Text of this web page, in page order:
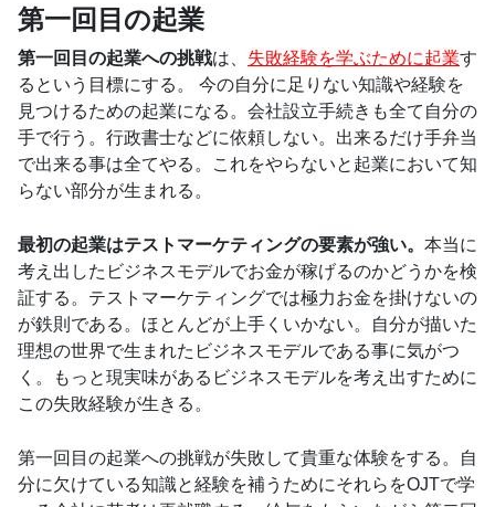
第一回目の起業
第一回目の起業への挑戦は、 失敗経験を学ぶために起業す
るという目標にする。 今の自分に足りない知識や経験を
見つけるための起業になる。会社設立手続きも全て自分の
手で行う。行政書士などに依頼しない。出来るだけ手弁当
で出来る事は全てやる。これをやらないと起業において知
らない部分が生まれる。
最初の起業はテストマーケティングの要素が強い。 本当に
考え出したビジネスモデルでお金が稼げるのかどうかを検
証する。テストマーケティングでは極力お金を掛けないの
が鉄則である。ほとんどが上手くいかない。自分が描いた
理想の世界で生まれたビジネスモデルである事に気がつ
く。もっと現実味があるビジネスモデルを考え出すために
この失敗経験が生きる。
第一回目の起業への挑戦が失敗して貴重な体験をする。自
分に欠けている知識と経験を補うためにそれらをOJTで学